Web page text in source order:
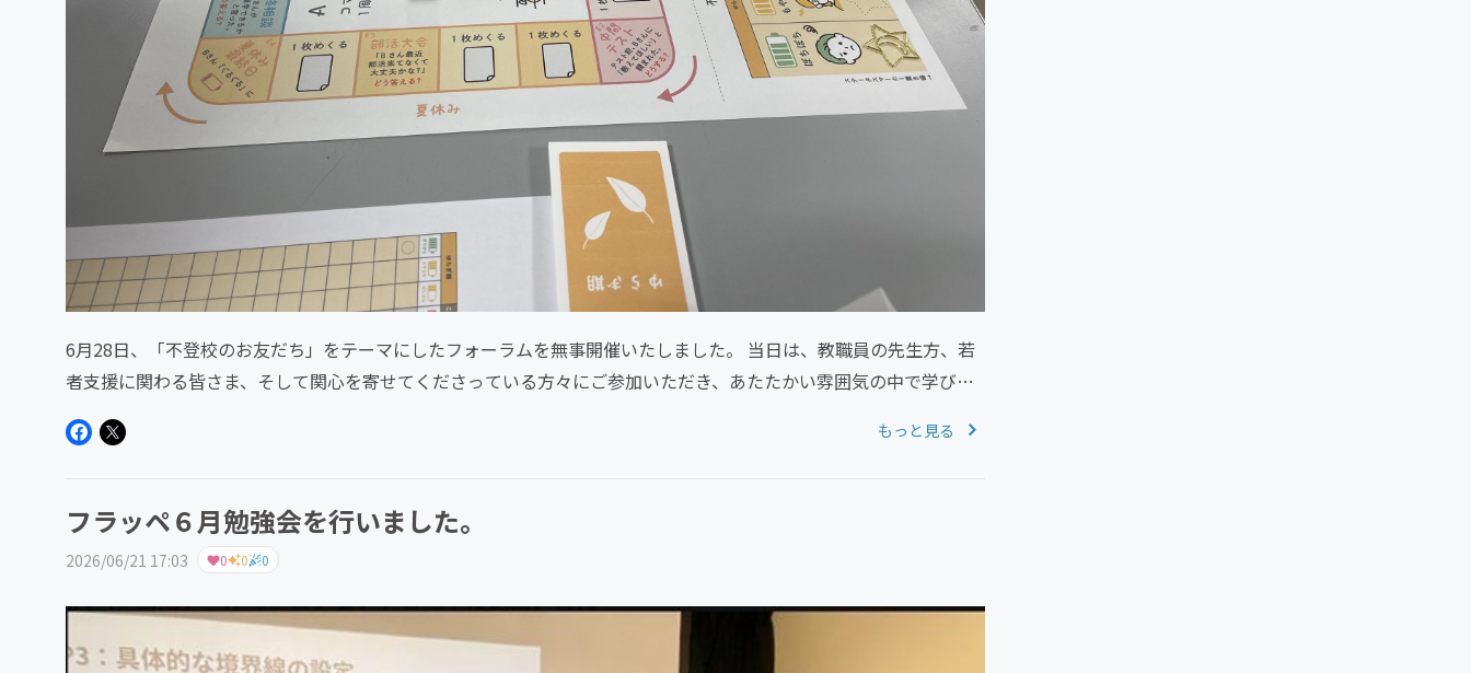
6月28日、「不登校のお友だち」をテーマにしたフォーラムを無事開催いたしました。 当日は、教職員の先生方、若
者支援に関わる皆さま、そして関心を寄せてくださっている方々にご参加いただき、あたたかい雰囲気の中で学びと
対話が進みました。今回...
もっと見る
フラッペ６月勉強会を行いました。
2026/06/21 17:03 0 0 0